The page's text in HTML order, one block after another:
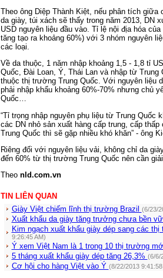
Theo ông Diệp Thành Kiệt, nếu phân tích giữa
da giày, túi xách sẽ thấy trong năm 2013, DN
USD nguyên liệu đầu vào. Tỉ lệ nội địa hóa
tăng tạo ra khoảng 60%) với 3 nhóm nguyên
các loại.
Về da thuộc, 1 năm nhập khoảng 1,5 - 1,8 tỉ
Quốc, Đài Loan, Ý, Thái Lan và nhập từ Trung
thuộc thị trường Trung Quốc. Với nguyên liệu
phải nhập khẩu khoảng 60%-70% nhưng chủ
Quốc…
“Tỉ trọng nhập nguyên phụ liệu từ Trung Quốc
các DN nhỏ sản xuất hàng cấp trung, cấp
Trung Quốc thì sẽ gặp nhiều khó khăn” - ông
Riêng đối với nguyên liệu vải, không chỉ da
đến 60% từ thị trường Trung Quốc nên cần
Theo nld.com.vn
TIN LIÊN QUAN
Giày Việt chiếm lĩnh thị trường Brazil
(6/23/
Xuất khẩu da giày tăng trưởng chưa bền
Kim ngạch xuất khẩu giày dép sang các
9:26:45 AM)
Ý xem Việt Nam là 1 trong 10 thị trường
5 tháng xuất khẩu giày dép tăng 26,3% (6/6/
Cơ hội cho hàng Việt vào Ý (8/22/2013 9:41:58